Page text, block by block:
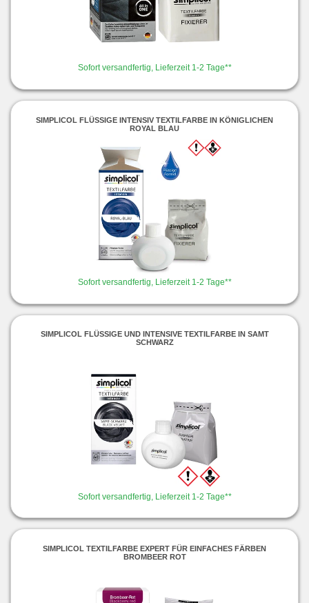
Sofort versandfertig, Lieferzeit 1-2 Tage**
SIMPLICOL FLÜSSIGE INTENSIV TEXTILFARBE IN KÖNIGLICHEN
ROYAL BLAU
Sofort versandfertig, Lieferzeit 1-2 Tage**
SIMPLICOL FLÜSSIGE UND INTENSIVE TEXTILFARBE IN SAMT
SCHWARZ
Sofort versandfertig, Lieferzeit 1-2 Tage**
SIMPLICOL TEXTILFARBE EXPERT FÜR EINFACHES FÄRBEN
BROMBEER ROT